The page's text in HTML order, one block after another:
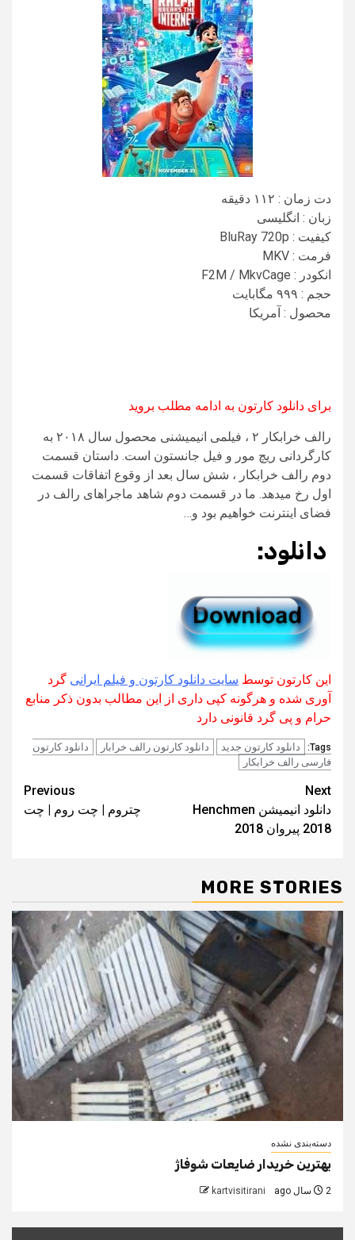
دت زمان : ۱۱۲ دقیقه
زبان : انگلیسی
کیفیت : BluRay 720p
فرمت : MKV
انکودر : F2M / MkvCage
حجم : ۹۹۹ مگابایت
محصول : آمریکا
برای دانلود کارتون به ادامه مطلب بروید
رالف خرابکار ۲ ، فیلمی انیمیشنی محصول سال ۲۰۱۸ به
کارگردانی ریچ مور و فیل جانستون است. داستان قسمت
دوم رالف خرابکار ، شش سال بعد از وقوع اتفاقات قسمت
اول رخ می‎دهد. ما در قسمت دوم شاهد ماجراهای رالف در
فضای اینترنت خواهیم بود و…
دانلود:
این کارتون توسط سایت دانلود کارتون و فیلم ایرانی گرد
آوری شده و هرگونه کپی داری از این مطالب بدون ذکر منابع
حرام و پی گرد قانونی دارد
Tags: دانلود کارتون جدید دانلود کارتون رالف خرابار
دانلود کارتون
فارسی رالف خرابکار
Post
navigation
Previous
چتروم | چت روم | چت
Next
دانلود انیمیشن Henchmen
2018 پیروان 2018
MORE STORIES
دسته‌بندی نشده
بهترین خریدار ضایعات شوفاژ
2 سال ago kartvisitirani